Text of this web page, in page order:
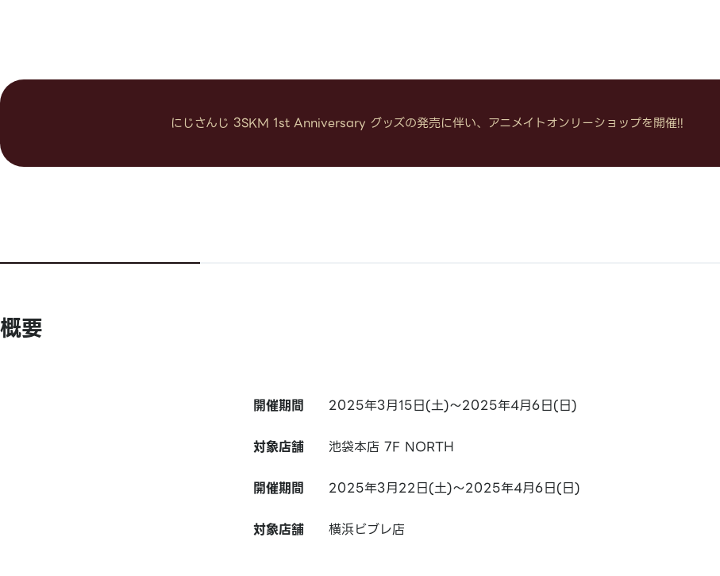
にじさんじ 3SKM 1st Anniversary グッズの発売に伴い、アニメイトオンリーショップを開催!!
概要
開催期間 2025年3月15日(土)～2025年4月6日(日)
対象店舗 池袋本店 7F NORTH
開催期間 2025年3月22日(土)～2025年4月6日(日)
対象店舗 横浜ビブレ店